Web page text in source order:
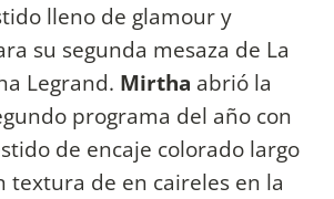
lleno de glamour y
su segunda mesaza de La
Legrand. Mirtha abrió la
programa del año con
de encaje colorado largo
textura de en caireles en la